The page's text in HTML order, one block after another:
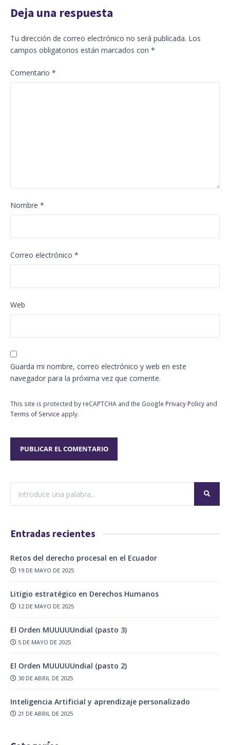
Deja una respuesta
Tu dirección de correo electrónico no será publicada. Los
campos obligatorios están marcados con *
Comentario *
Nombre *
Correo electrónico *
Web
Guarda mi nombre, correo electrónico y web en este
navegador para la próxima vez que comente.
This site is protected by reCAPTCHA and the Google Privacy Policy and
Terms of Service apply.
Entradas recientes
Retos del derecho procesal en el Ecuador
19 DE MAYO DE 2025
Litigio estratégico en Derechos Humanos
12 DE MAYO DE 2025
El Orden MUUUUUndial (pasto 3)
5 DE MAYO DE 2025
El Orden MUUUUUndial (pasto 2)
30 DE ABRIL DE 2025
Inteligencia Artificial y aprendizaje personalizado
21 DE ABRIL DE 2025